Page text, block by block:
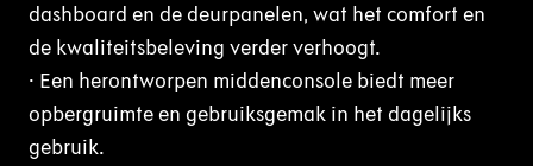
dashboard en de deurpanelen, wat het comfort en
de kwaliteitsbeleving verder verhoogt.
· Een herontworpen middenconsole biedt meer
opbergruimte en gebruiksgemak in het dagelijks
gebruik.